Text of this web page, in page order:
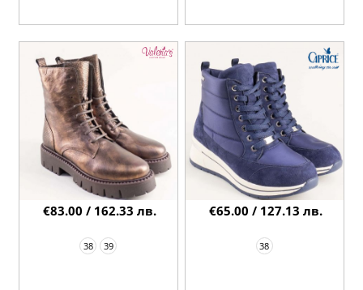
38 39
€83.00 / 162.33 лв.
38
€65.00 / 127.13 лв.